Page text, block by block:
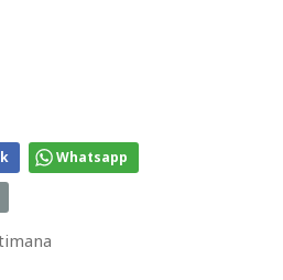
Whatsapp